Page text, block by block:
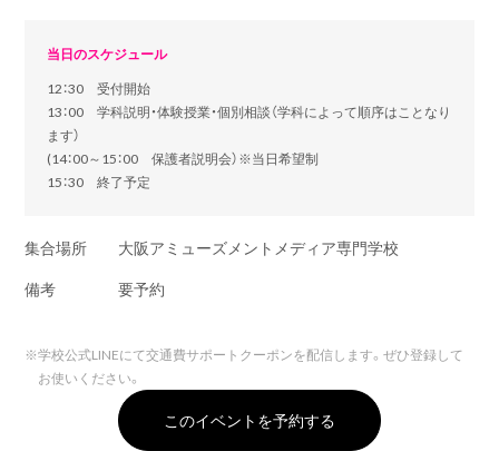
当日のスケジュール
12：30 受付開始
13：00 学科説明・体験授業・個別相談（学科によって順序はことなり
ます）
(14：00～15：00 保護者説明会）※当日希望制
15：30 終了予定
集合場所
大阪アミューズメントメディア専門学校
備考
要予約
※学校公式LINEにて交通費サポートクーポンを配信します。ぜひ登録して
お使いください。
このイベントを予約する